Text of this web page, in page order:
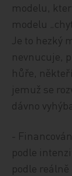
modelu,
modelu
Je to hezký
nevnucuje,
hůře,
jemuž se
dávno
-
podle
podle